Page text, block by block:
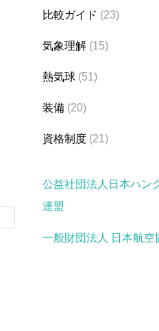
比較ガイド (23)
気象理解 (15)
熱気球 (51)
装備 (20)
資格制度 (21)
公益社団法人日本ハン
連盟
一般財団法人 日本航空